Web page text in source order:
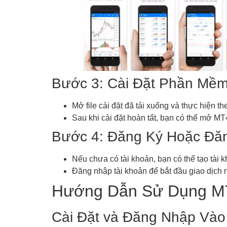
Bước 3: Cài Đặt Phần
Mở file cài đặt đã tải xuống và thực hiện
Sau khi cài đặt hoàn tất, bạn có thể mở
Bước 4: Đăng Ký Hoặc
Nếu chưa có tài khoản, bạn có thể tạo tài
Đăng nhập tài khoản để bắt đầu giao dịch
Hướng Dẫn Sử Dụng
Cài Đặt và Đăng Nhập